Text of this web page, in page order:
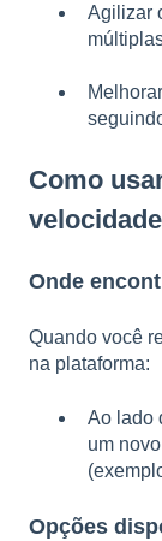
Agilizar
Como
Onde
Quando você
na plataforma:
Ao lado
um
Opções